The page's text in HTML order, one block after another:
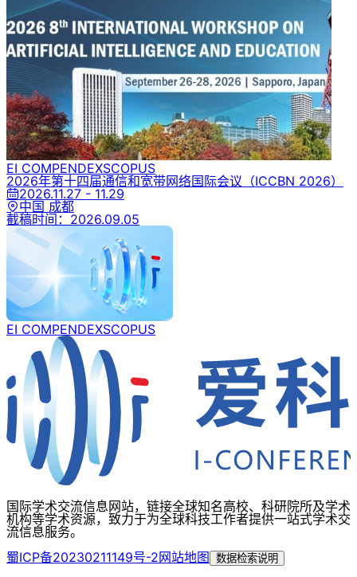
EI COMPENDEXSCOPUS
2026年第十四届通信和宽带网络国际会议 （ICCBN 2026）
2026.11.27 - 11.29
中国 成都
截稿时间： 2026.09.05
EI COMPENDEXSCOPUS
国际学术交流信息网站，链接全球知名高校、科研院所及学术
机构等学术资源，致力于为全球科技工作者提供一站式学术交
流信息服务。
蜀ICP备20230211149号-2网站地图 数据检索说明